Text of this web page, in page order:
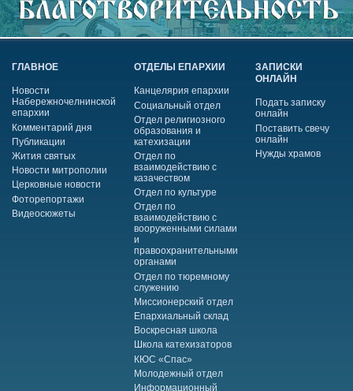
ГЛАВНОЕ
Новости
Набережночелнинской
епархии
Комментарий дня
Публикации
Жития святых
Новости митрополии
Церковные новости
Фоторепортажи
Видеосюжеты
ОТДЕЛЫ ЕПАРХИИ
Канцелярия епархии
Социальный отдел
Отдел религиозного
образования и
катехизации
Отдел по
взаимодействию с
казачеством
Отдел по культуре
Отдел по
взаимодействию с
вооруженными силами
и
правоохранительными
органами
Отдел по тюремному
служению
Миссионерский отдел
Епархиальный склад
Воскресная школа
Школа катехизаторов
КЮС «Спас»
Молодежный отдел
Информационный
ЗАПИСКИ
ОНЛАЙН
Подать записку
онлайн
Поставить свечу
онлайн
Нужды храмов